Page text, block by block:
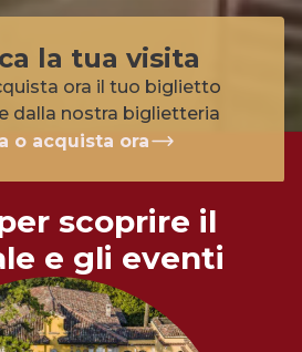
la tua visita
ora il tuo biglietto
dalla nostra biglietteria
o acquista ora
scoprire il
e gli eventi